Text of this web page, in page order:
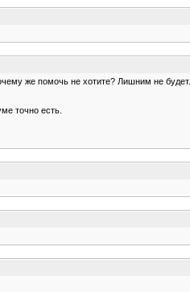
же помочь не хотите? Лишним не будет.
точно есть.